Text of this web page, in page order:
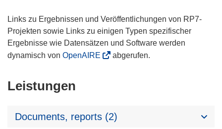
Links zu Ergebnissen und Veröffentlichungen von RP7-
Projekten sowie Links zu einigen Typen spezifischer
Ergebnisse wie Datensätzen und Software werden
dynamisch von OpenAIRE abgerufen.
Leistungen
Documents, reports (2)